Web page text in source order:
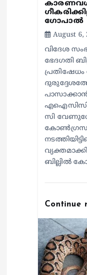
ഗോപാൽ
August 6,
വിദേശ
ഭേദഗതി
എഐസിസി
സി
ബില്ലിൽ
Continue